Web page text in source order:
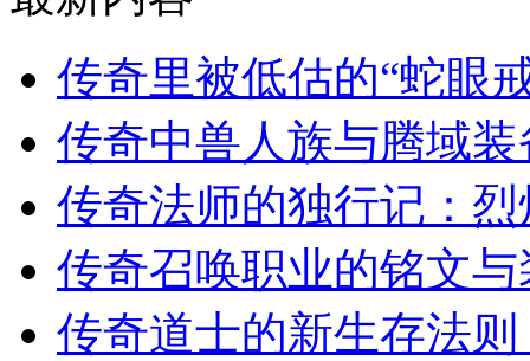
传奇里被低估的“蛇眼
传奇中兽人族与腾域
传奇法师的独行记：
传奇召唤职业的铭文
传奇道士的新生存法